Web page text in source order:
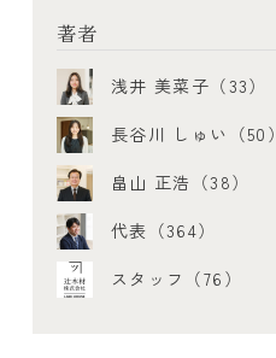
著者
浅井 美菜子（33）
長谷川 しゅい（50）
畠山 正浩（38）
代表（364）
スタッフ（76）